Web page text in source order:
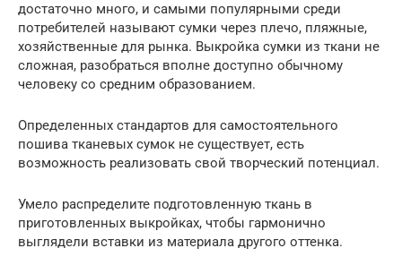
достаточно много, и самыми популярными среди
потребителей называют сумки через плечо, пляжные,
хозяйственные для рынка. Выкройка сумки из ткани не
сложная, разобраться вполне доступно обычному
человеку со средним образованием.
Определенных стандартов для самостоятельного
пошива тканевых сумок не существует, есть
возможность реализовать свой творческий потенциал.
Умело распределите подготовленную ткань в
приготовленных выкройках, чтобы гармонично
выглядели вставки из материала другого оттенка.